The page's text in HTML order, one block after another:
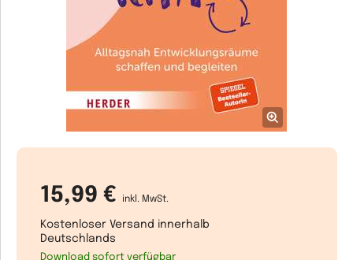
15,99 € inkl. MwSt.
Kostenloser Versand innerhalb
Deutschlands
Download sofort verfügbar